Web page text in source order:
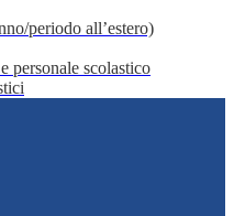
periodo all’estero)
personale scolastico